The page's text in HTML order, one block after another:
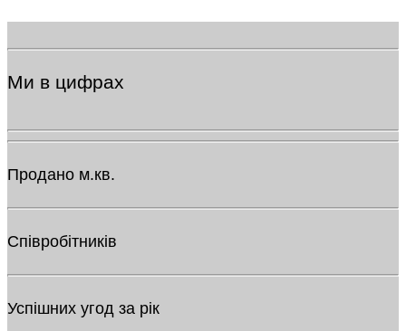
Ми в цифрах
Продано м.кв.
Співробітників
Успішних угод за рік